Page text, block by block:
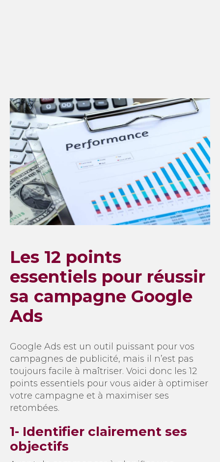
Les 12 points
essentiels pour réussir
sa campagne Google
Ads
Google Ads est un outil puissant pour vos
campagnes de publicité, mais il n’est pas
toujours facile à maîtriser. Voici donc les 12
points essentiels pour vous aider à optimiser
votre campagne et à maximiser ses
retombées.
1- Identifier clairement ses
objectifs